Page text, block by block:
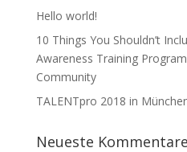
Hello world!
10 Things You Shouldn’t
Awareness Training
Community
TALENTpro 2018 in
Neueste Kommentare